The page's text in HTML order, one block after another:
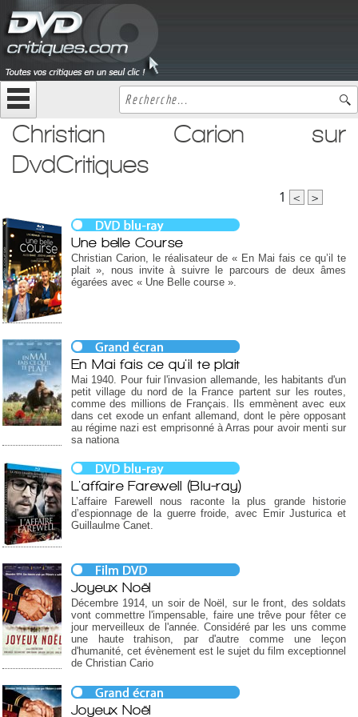
Christian Carion sur
DvdCritiques
1 < >
Une belle Course
Christian Carion, le réalisateur de « En Mai fais ce qu’il te
plait », nous invite à suivre le parcours de deux âmes
égarées avec « Une Belle course ».
En Mai fais ce qu'il te plait
Mai 1940. Pour fuir l'invasion allemande, les habitants d'un
petit village du nord de la France partent sur les routes,
comme des millions de Français. Ils emmènent avec eux
dans cet exode un enfant allemand, dont le père opposant
au régime nazi est emprisonné à Arras pour avoir menti sur
sa nationa
L'affaire Farewell (Blu-ray)
L’affaire Farewell nous raconte la plus grande historie
d’espionnage de la guerre froide, avec Emir Justurica et
Guillaulme Canet.
Joyeux Noël
Décembre 1914, un soir de Noël, sur le front, des soldats
vont commettre l'impensable, faire une trêve pour fêter ce
jour merveilleux de l'année. Considéré par les uns comme
une haute trahison, par d'autre comme une leçon
d'humanité, cet évènement est le sujet du film exceptionnel
de Christian Cario
Joyeux Noël